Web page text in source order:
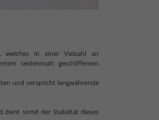
welches in einer Vielzahl an
seidenmatt geschliffenem
und verspricht langwährende
dient somit der Stabilität dieses